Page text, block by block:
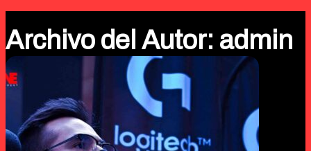
Archivo del Autor: admin